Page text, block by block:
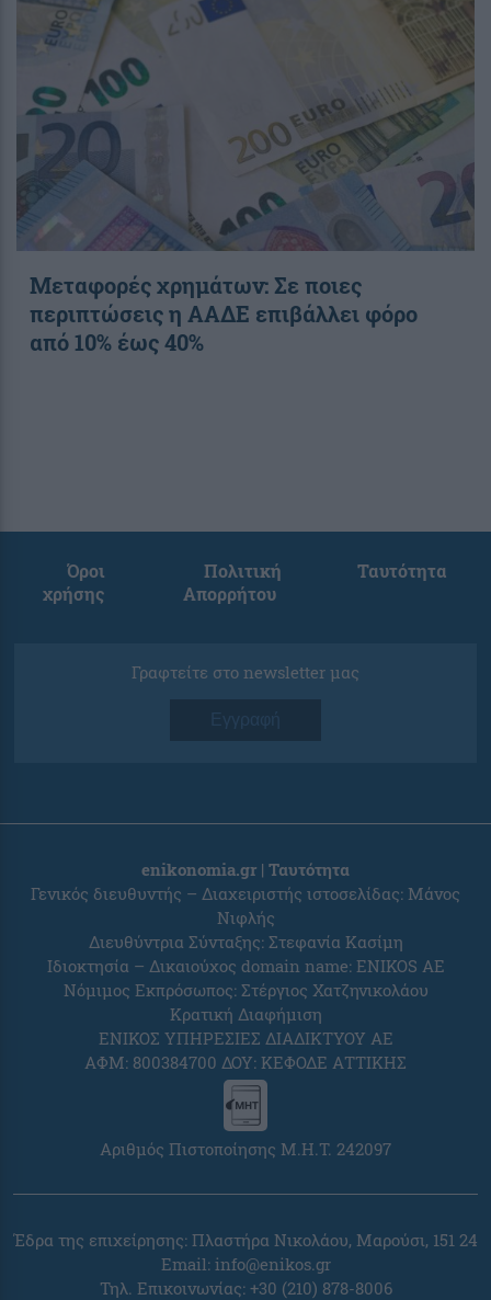
Μεταφορές χρημάτων: Σε ποιες
περιπτώσεις η ΑΑΔΕ επιβάλλει φόρο
από 10% έως 40%
Όροι
χρήσης
Πολιτική
Απορρήτου
Ταυτότητα
Γραφτείτε στο newsletter μας
Εγγραφή
enikonomia.gr | Ταυτότητα
Γενικός διευθυντής – Διαχειριστής ιστοσελίδας: Μάνος
Νιφλής
Διευθύντρια Σύνταξης: Στεφανία Κασίμη
Ιδιοκτησία – Δικαιούχος domain name: ENIKOS AE
Νόμιμος Εκπρόσωπος: Στέργιος Χατζηνικολάου
Κρατική Διαφήμιση
ΕΝΙΚΟΣ ΥΠΗΡΕΣΙΕΣ ΔΙΑΔΙΚΤΥΟΥ ΑΕ
ΑΦΜ: 800384700 ΔΟΥ: ΚΕΦΟΔΕ ΑΤΤΙΚΗΣ
Αριθμός Πιστοποίησης Μ.Η.Τ. 242097
Έδρα της επιχείρησης: Πλαστήρα Νικολάου, Μαρούσι, 151 24
Email: info@enikos.gr
Τηλ. Επικοινωνίας: +30 (210) 878-8006